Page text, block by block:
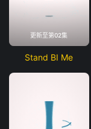
更新至第02集
Stand BI Me